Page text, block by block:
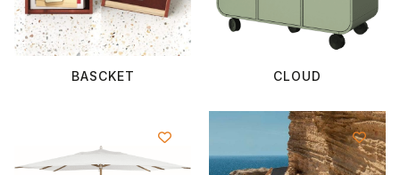
BASCKET CLOUD